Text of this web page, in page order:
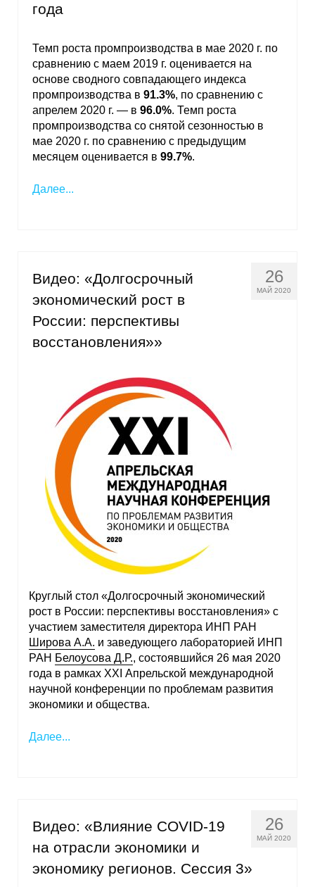
года
Темп роста промпроизводства в мае 2020 г. по
сравнению с маем 2019 г. оценивается на
основе сводного совпадающего индекса
промпроизводства в 91.3%, по сравнению с
апрелем 2020 г. — в 96.0%. Темп роста
промпроизводства со снятой сезонностью в
мае 2020 г. по сравнению с предыдущим
месяцем оценивается в 99.7%.
Далее...
26
МАЙ 2020
Видео: «Долгосрочный
экономический рост в
России: перспективы
восстановления»»
Круглый стол «Долгосрочный экономический
рост в России: перспективы восстановления» с
участием заместителя директора ИНП РАН
Широва А.А. и заведующего лабораторией ИНП
РАН Белоусова Д.Р., состоявшийся 26 мая 2020
года в рамках XXI Апрельской международной
научной конференции по проблемам развития
экономики и общества.
Далее...
26
МАЙ 2020
Видео: «Влияние COVID-19
на отрасли экономики и
экономику регионов. Сессия 3»